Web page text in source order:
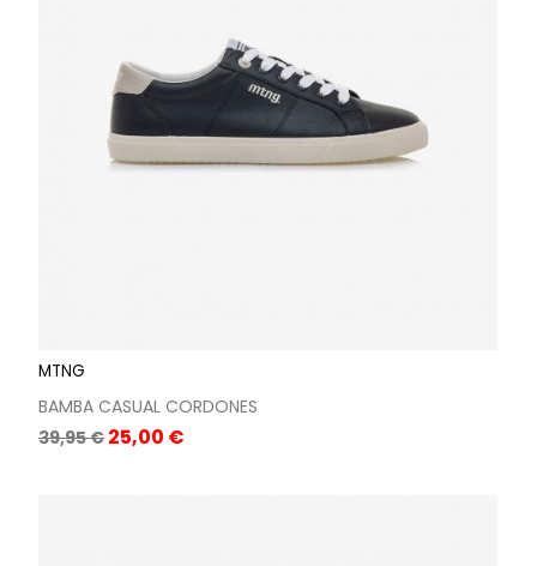
MTNG
BAMBA CASUAL CORDONES
Precio
39,95 € Precio
25,00 €